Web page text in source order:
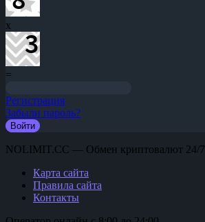
x
=
Регистрация
Забыли пароль?
NOLIMIT.CC — Обмен криптовалют 24/7
Карта сайта
Правила сайта
Контакты